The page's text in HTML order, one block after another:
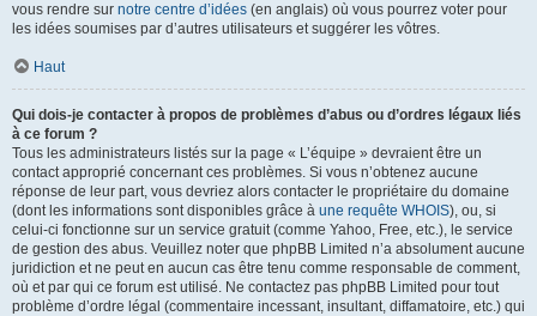
vous rendre sur notre centre d’idées (en anglais) où vous pourrez voter pour
les idées soumises par d’autres utilisateurs et suggérer les vôtres.
Haut
Qui dois-je contacter à propos de problèmes d’abus ou d’ordres légaux liés
à ce forum ?
Tous les administrateurs listés sur la page « L’équipe » devraient être un
contact approprié concernant ces problèmes. Si vous n’obtenez aucune
réponse de leur part, vous devriez alors contacter le propriétaire du domaine
(dont les informations sont disponibles grâce à une requête WHOIS), ou, si
celui-ci fonctionne sur un service gratuit (comme Yahoo, Free, etc.), le service
de gestion des abus. Veuillez noter que phpBB Limited n’a absolument aucune
juridiction et ne peut en aucun cas être tenu comme responsable de comment,
où et par qui ce forum est utilisé. Ne contactez pas phpBB Limited pour tout
problème d’ordre légal (commentaire incessant, insultant, diffamatoire, etc.) qui